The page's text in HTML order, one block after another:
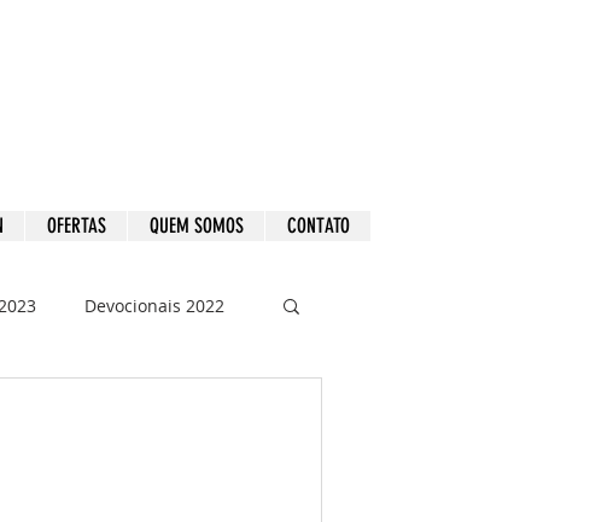
OFERTAS QUEM SOMOS CONTATO
Devocionais 2022